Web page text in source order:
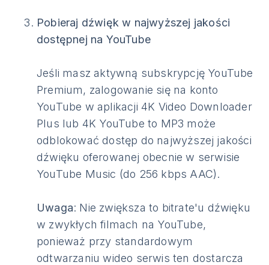
Pobieraj dźwięk w najwyższej jakości
dostępnej na YouTube
Jeśli masz aktywną subskrypcję YouTube
Premium, zalogowanie się na konto
YouTube w aplikacji 4K Video Downloader
Plus lub 4K YouTube to MP3 może
odblokować dostęp do najwyższej jakości
dźwięku oferowanej obecnie w serwisie
YouTube Music (do 256 kbps AAC).
Uwaga: Nie zwiększa to bitrate'u dźwięku
w zwykłych filmach na YouTube,
ponieważ przy standardowym
odtwarzaniu wideo serwis ten dostarcza